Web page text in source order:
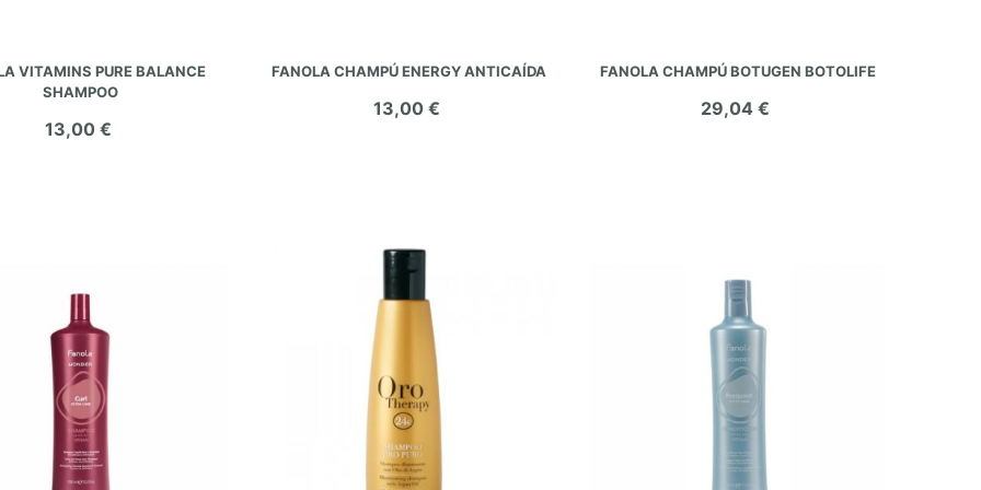
VITAMINS PURE BALANCE
SHAMPOO
13,00 €
FANOLA CHAMPÚ ENERGY ANTICAÍDA
13,00 €
FANOLA CHAMPÚ BOTUGEN BOTOLIFE
29,04 €